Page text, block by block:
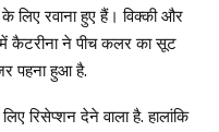
लिए रवाना हुए हैं। विक्की और
में कैटरीना ने पीच कलर का सूट
पहना हुआ है.
रिसेप्शन देने वाला है. हालांकि